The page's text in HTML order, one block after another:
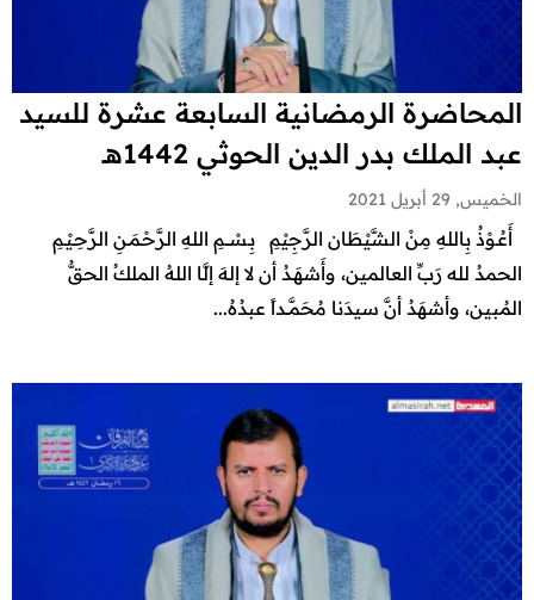
المحاضرة الرمضانية السابعة عشرة للسيد
عبد الملك بدر الدين الحوثي 1442هـ
الخميس, 29 أبريل 2021
أَعُـوْذُ بِاللهِ مِنْ الشَّيْطَان الرَّجِيْمِ بِـسْـــمِ اللهِ الرَّحْـمَـنِ الرَّحِـيْـمِ
الحمدُ لله رَبِّ العالمين، وأَشهَـدُ أن لا إلهَ إلَّا اللهُ الملكُ الحقُّ
المُبين، وأشهَدُ أنَّ سيدَنا مُحَمَّــداً عبدُهُ...